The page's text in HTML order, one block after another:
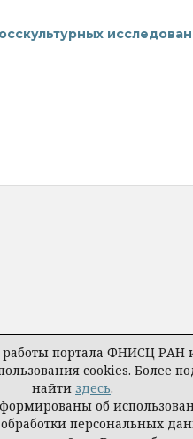
портала ФНИСЦ РАН и
cookies.
найти здесь.
об
персональных